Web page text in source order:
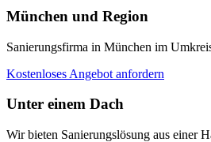
München und Region
Sanierungsfirma in München im
Kostenloses Angebot anfordern
Unter einem Dach
Wir bieten Sanierungslösung aus einer